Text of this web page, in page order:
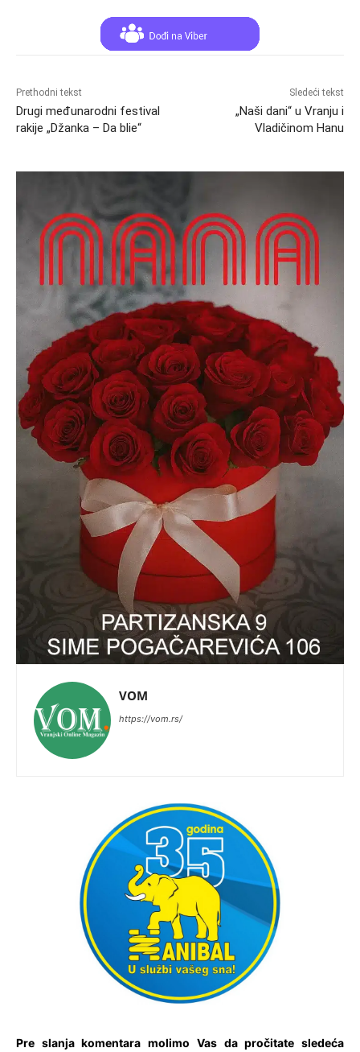
Prethodni tekst
Drugi međunarodni festival
rakije „Džanka – Da blie“
Sledeći tekst
„Naši dani“ u Vranju i
Vladičinom Hanu
VOM
https://vom.rs/
Pre slanja komentara molimo Vas da pročitate sledeća